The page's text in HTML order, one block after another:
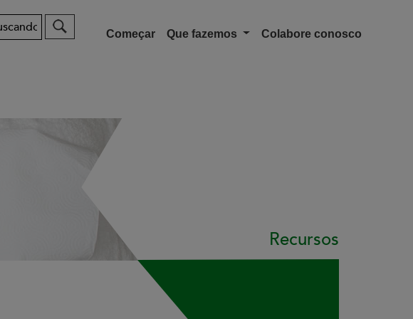
Começar Que fazemos Colabore conosco
Recursos